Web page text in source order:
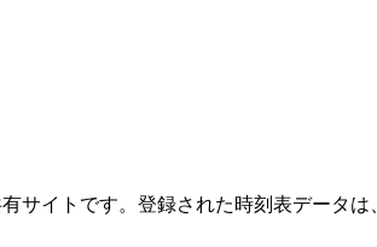
イトです。登録された時刻表データは